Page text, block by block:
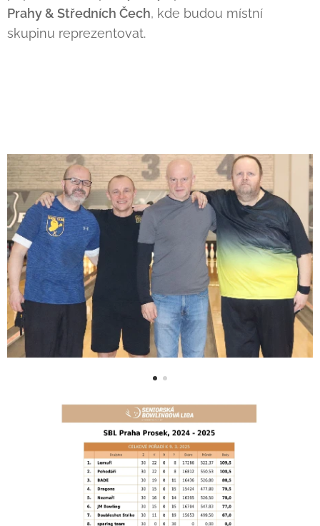
Prahy & Středních Čech, kde budou místní
skupinu reprezentovat.